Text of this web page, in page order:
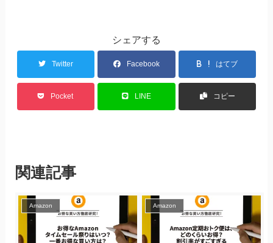
シェアする
Twitter Facebook はてブ
Pocket LINE コピー
関連記事
Amazon Amazon